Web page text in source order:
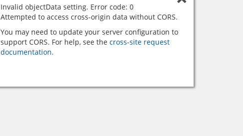
Invalid objectData setting. Error code: 0
Attempted to access cross-origin data without CORS.
You may need to update your server configuration to
support CORS. For help, see the cross-site request
documentation.